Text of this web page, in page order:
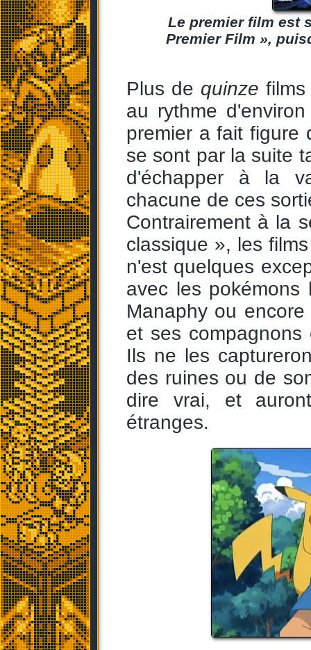
Le premier film est
Premier Film »,
Plus de quinze
au rythme
premier a fait figure
se sont par la suite
d'échapper à la
chacune de ces
Contrairement à la
classique », les
n'est quelques
avec les pokémons
Manaphy ou
et ses
Ils ne les
des ruines ou de
dire vrai, et
étranges.